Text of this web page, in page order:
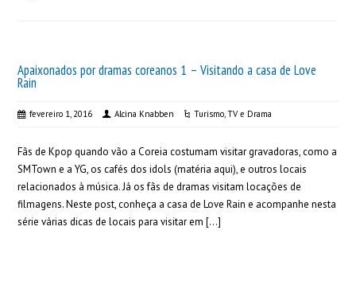
Apaixonados por dramas coreanos 1 – Visitando a casa de Love
Rain
fevereiro 1, 2016 Alcina Knabben Turismo,TV e Drama
Fãs de Kpop quando vão a Coreia costumam visitar gravadoras, como a
SMTown e a YG, os cafés dos idols (matéria aqui), e outros locais
relacionados à música. Já os fãs de dramas visitam locações de
filmagens. Neste post, conheça a casa de Love Rain e acompanhe nesta
série várias dicas de locais para visitar em […]